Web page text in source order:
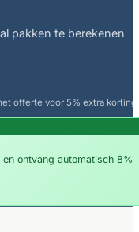
pakken te berekenen
offerte voor 5% extra korting.
ontvang automatisch 8%